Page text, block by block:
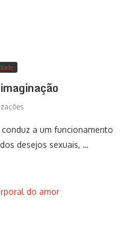
a um funcionamento
desejos sexuais, …